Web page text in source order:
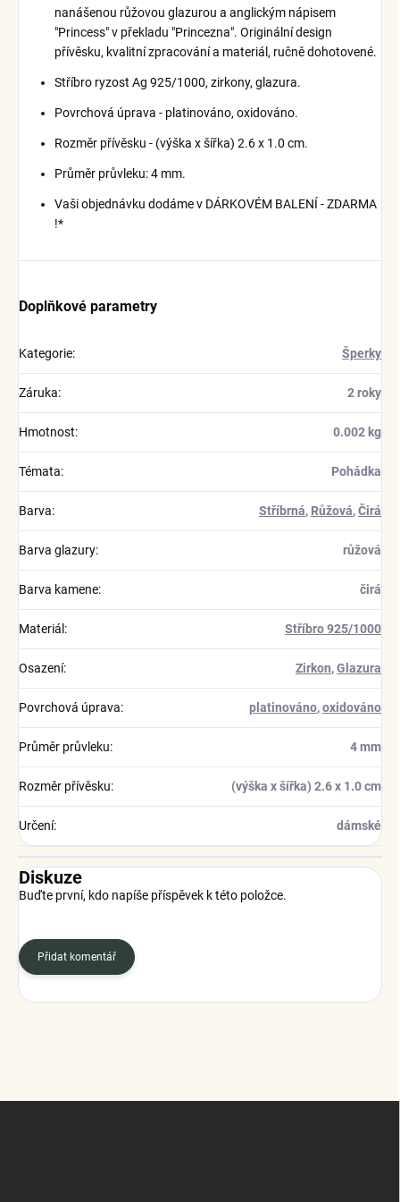
nanášenou růžovou glazurou a anglickým nápisem
"Princess" v překladu "Princezna". Originální design
přívěsku, kvalitní zpracování a materiál, ručně dohotovené.
Stříbro ryzost Ag 925/1000, zirkony, glazura.
Povrchová úprava - platinováno, oxidováno.
Rozměr přívěsku - (výška x šířka) 2.6 x 1.0 cm.
Průměr průvleku: 4 mm.
Vaši objednávku dodáme v DÁRKOVÉM BALENÍ - ZDARMA
!*
Doplňkové parametry
Kategorie: Šperky
Záruka: 2 roky
Hmotnost: 0.002 kg
Témata: Pohádka
Barva: Stříbrná, Růžová,Čirá
Barva glazury: růžová
Barva kamene: čirá
Materiál : Stříbro 925/1000
Osazení: Zirkon,Glazura
Povrchová úprava: platinováno,oxidováno
Průměr průvleku: 4 mm
Rozměr přívěsku: (výška x šířka) 2.6 x 1.0 cm
Určení: dámské
Diskuze
Buďte první, kdo napíše příspěvek k této položce.
Přidat komentář